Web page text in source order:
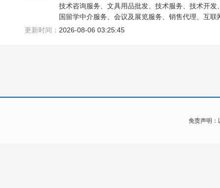
技术咨询服务、文具用品批发、技术服务、技术开
国留学中介服务、会议及展览服务、销售代理、互
布、数字广告设计、代理
更新时间： 2026-08-06 03:25:45
免责声明：